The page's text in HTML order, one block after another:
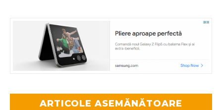
ARTICOLE ASEMĂNĂTOARE